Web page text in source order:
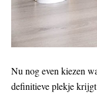
Nu nog even kiezen
definitieve plekje